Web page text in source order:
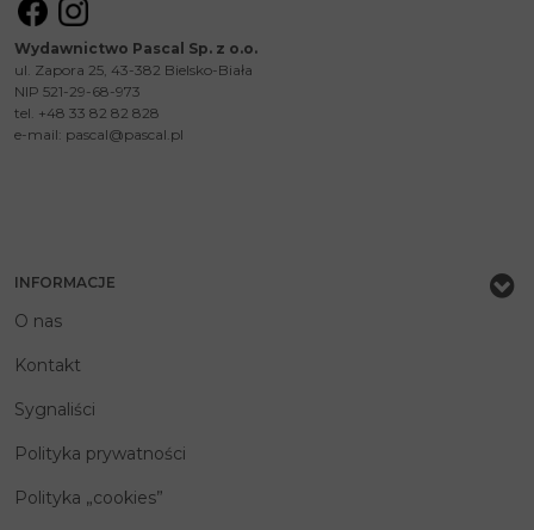
Wydawnictwo Pascal Sp. z o.o.
ul. Zapora 25, 43-382 Bielsko-Biała
NIP 521-29-68-973
tel. +48 33 82 82 828
e-mail: pascal@pascal.pl
INFORMACJE
O nas
Kontakt
Sygnaliści
Polityka prywatności
Polityka „cookies”